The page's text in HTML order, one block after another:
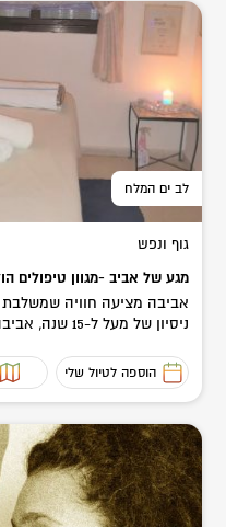
לב ים המלח
גוף ונפש
מגע של אביב -מגוון טיפולים
אביבה מציעה חוויה
ניסיון של מעל ל-15 שנה, אביבה מביאה עמה ידע נרחב...
הוספה לטיול שלי